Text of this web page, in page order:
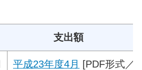
支出額
平成23年度4月 [PDF形式／